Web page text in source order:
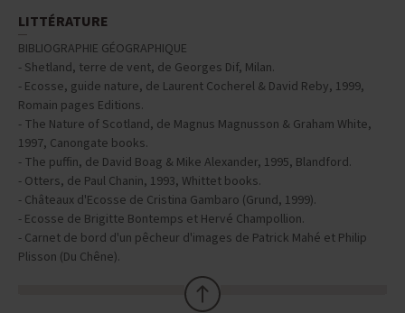
LITTÉRATURE
BIBLIOGRAPHIE GÉOGRAPHIQUE
- Shetland, terre de vent, de Georges Dif, Milan.
- Ecosse, guide nature, de Laurent Cocherel & David Reby, 1999,
Romain pages Editions.
- The Nature of Scotland, de Magnus Magnusson & Graham White,
1997, Canongate books.
- The puffin, de David Boag & Mike Alexander, 1995, Blandford.
- Otters, de Paul Chanin, 1993, Whittet books.
- Châteaux d'Ecosse de Cristina Gambaro (Grund, 1999).
- Ecosse de Brigitte Bontemps et Hervé Champollion.
- Carnet de bord d'un pêcheur d'images de Patrick Mahé et Philip
Plisson (Du Chêne).